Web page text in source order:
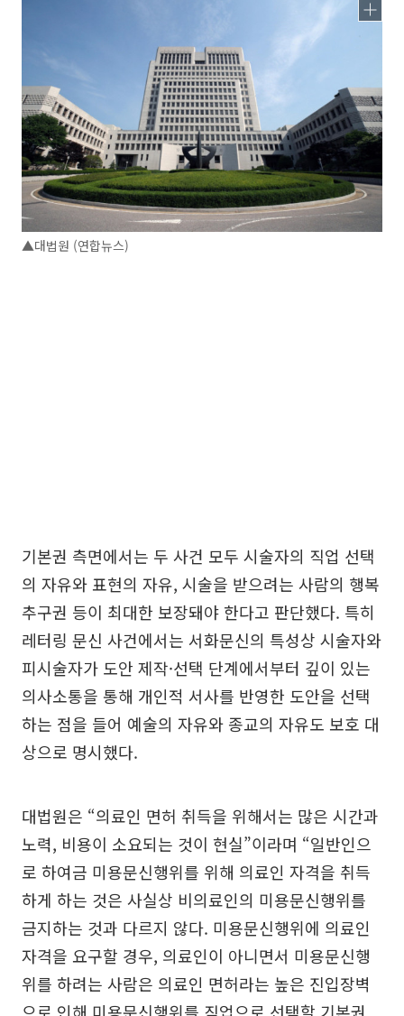
▲대법원 (연합뉴스)
기본권 측면에서는 두 사건 모두 시술자의 직업 선택
의 자유와 표현의 자유, 시술을 받으려는 사람의 행복
추구권 등이 최대한 보장돼야 한다고 판단했다. 특히
레터링 문신 사건에서는 서화문신의 특성상 시술자와
피시술자가 도안 제작·선택 단계에서부터 깊이 있는
의사소통을 통해 개인적 서사를 반영한 도안을 선택
하는 점을 들어 예술의 자유와 종교의 자유도 보호 대
상으로 명시했다.
대법원은 “의료인 면허 취득을 위해서는 많은 시간과
노력, 비용이 소요되는 것이 현실”이라며 “일반인으
로 하여금 미용문신행위를 위해 의료인 자격을 취득
하게 하는 것은 사실상 비의료인의 미용문신행위를
금지하는 것과 다르지 않다. 미용문신행위에 의료인
자격을 요구할 경우, 의료인이 아니면서 미용문신행
위를 하려는 사람은 의료인 면허라는 높은 진입장벽